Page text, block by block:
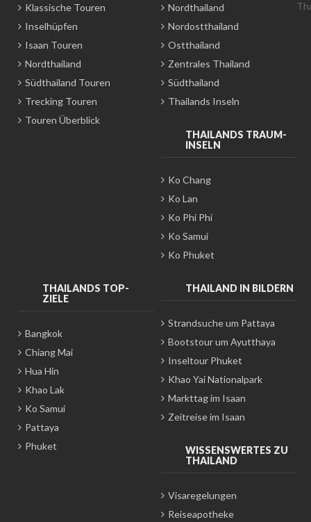
Klassische Touren
Inselhüpfen
Isaan Touren
Nordthailand
Südthailand Touren
Trecking Touren
Touren Überblick
Nordthailand
Nordostthailand
Ostthailand
Zentrales Thailand
Südthailand
Thailands Inseln
THAILANDS TRAUM-
INSELN
Ko Chang
Ko Lan
Ko Phi Phi
Ko Samui
Ko Phuket
THAILANDS TOP-
ZIELE
Bangkok
Chiang Mai
Hua Hin
Khao Lak
Ko Samui
Pattaya
Phuket
THAILAND IN BILDERN
Strandsuche um Pattaya
Bootstour um Ayutthaya
Inseltour Phuket
Khao Yai Nationalpark
Markttag im Isaan
Zeitreise im Isaan
WISSENSWERTES ZU
THAILAND
Visaregelungen
Reiseapotheke